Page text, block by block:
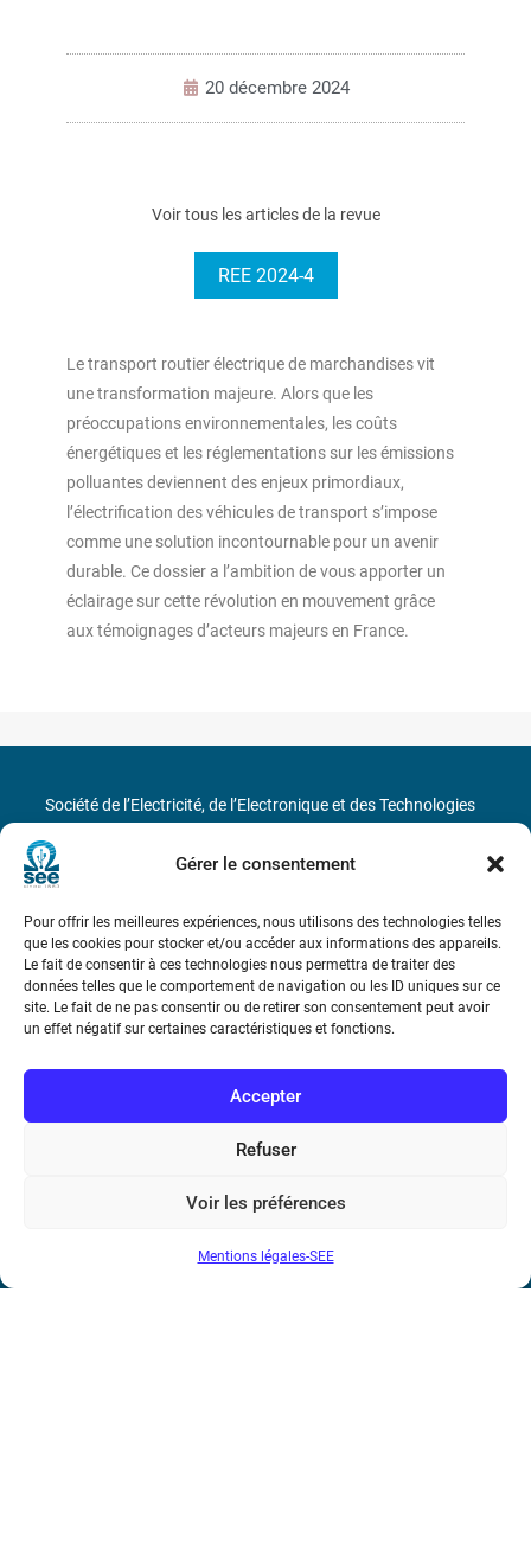
Gérer le consentement
Pour offrir les meilleures expériences, nous utilisons des technologies telles
que les cookies pour stocker et/ou accéder aux informations des appareils.
Le fait de consentir à ces technologies nous permettra de traiter des
données telles que le comportement de navigation ou les ID uniques sur ce
site. Le fait de ne pas consentir ou de retirer son consentement peut avoir
un effet négatif sur certaines caractéristiques et fonctions.
Accepter
Refuser
Voir les préférences
Mentions légales-SEE
20 décembre 2024
Voir tous les articles de la revue
REE 2024-4
Le transport routier électrique de marchandises vit
une transformation majeure. Alors que les
préoccupations environnementales, les coûts
énergétiques et les réglementations sur les émissions
polluantes deviennent des enjeux primordiaux,
l’électrification des véhicules de transport s’impose
comme une solution incontournable pour un avenir
durable. Ce dossier a l’ambition de vous apporter un
éclairage sur cette révolution en mouvement grâce
aux témoignages d’acteurs majeurs en France.
Bicentenaire des découvertes d’André-
Société de l’Electricité, de l’Electronique et des Technologies
17 rue de l’Amiral Hamelin
Métro : « Boissière » Ligne 6 et « Iéna » Ligne 9
Téléphone : (+33) 1 56 90 37 17